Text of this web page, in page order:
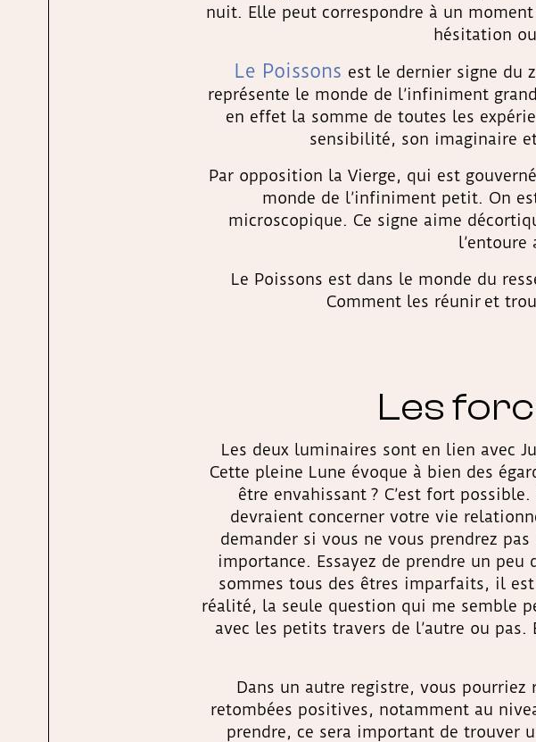
nuit. Elle peut correspondre à un
hésitation
Le Poissons est le dernier signe du
représente le monde de l’infiniment
en effet la somme de toutes les
sensibilité, son imaginaire
Par opposition la Vierge, qui est
monde de l’infiniment petit. On
microscopique. Ce signe aime
l’entoure
Le Poissons est dans le monde du
Comment les réunir et
Les
Les deux luminaires sont en lien avec
Cette pleine Lune évoque à bien des
être envahissant ? C’est fort
devraient concerner votre vie
demander si vous ne vous prendrez
importance. Essayez de prendre un
sommes tous des êtres imparfaits, il
réalité, la seule question qui me semble
avec les petits travers de l’autre ou
Dans un autre registre, vous
retombées positives, notamment au
prendre, ce sera important de trouver